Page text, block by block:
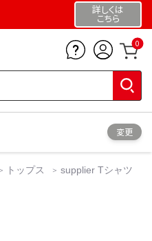
詳しくは
こちら
0
変更
トップス
supplier Tシャツ